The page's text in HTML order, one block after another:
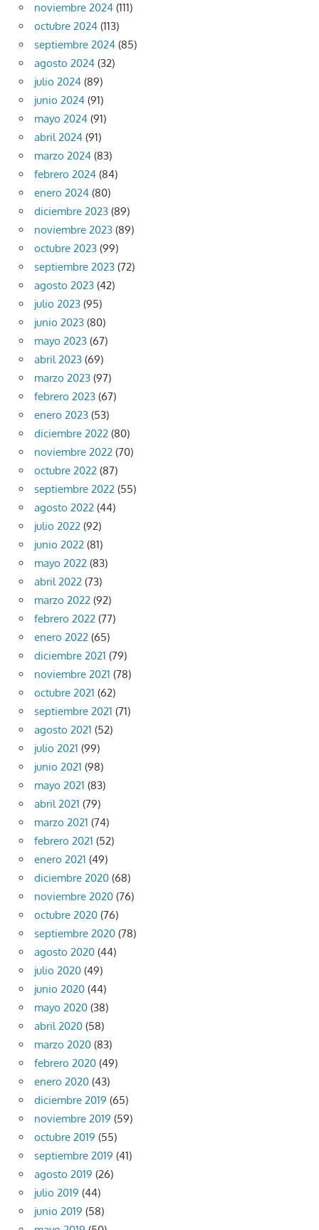
noviembre 2024 (111)
octubre 2024 (113)
septiembre 2024 (85)
agosto 2024 (32)
julio 2024 (89)
junio 2024 (91)
mayo 2024 (91)
abril 2024 (91)
marzo 2024 (83)
febrero 2024 (84)
enero 2024 (80)
diciembre 2023 (89)
noviembre 2023 (89)
octubre 2023 (99)
septiembre 2023 (72)
agosto 2023 (42)
julio 2023 (95)
junio 2023 (80)
mayo 2023 (67)
abril 2023 (69)
marzo 2023 (97)
febrero 2023 (67)
enero 2023 (53)
diciembre 2022 (80)
noviembre 2022 (70)
octubre 2022 (87)
septiembre 2022 (55)
agosto 2022 (44)
julio 2022 (92)
junio 2022 (81)
mayo 2022 (83)
abril 2022 (73)
marzo 2022 (92)
febrero 2022 (77)
enero 2022 (65)
diciembre 2021 (79)
noviembre 2021 (78)
octubre 2021 (62)
septiembre 2021 (71)
agosto 2021 (52)
julio 2021 (99)
junio 2021 (98)
mayo 2021 (83)
abril 2021 (79)
marzo 2021 (74)
febrero 2021 (52)
enero 2021 (49)
diciembre 2020 (68)
noviembre 2020 (76)
octubre 2020 (76)
septiembre 2020 (78)
agosto 2020 (44)
julio 2020 (49)
junio 2020 (44)
mayo 2020 (38)
abril 2020 (58)
marzo 2020 (83)
febrero 2020 (49)
enero 2020 (43)
diciembre 2019 (65)
noviembre 2019 (59)
octubre 2019 (55)
septiembre 2019 (41)
agosto 2019 (26)
julio 2019 (44)
junio 2019 (58)